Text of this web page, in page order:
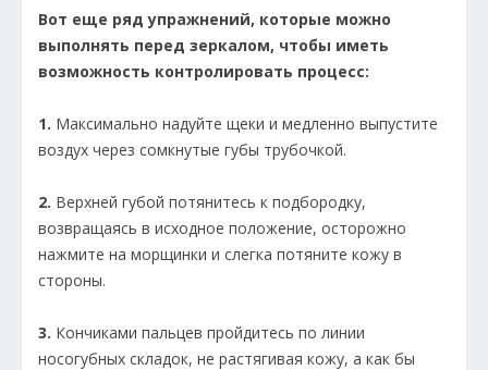
Вот еще ряд упражнений, которые можно
выполнять перед зеркалом, чтобы иметь
возможность контролировать процесс:
1. Максимально надуйте щеки и медленно выпустите
воздух через сомкнутые губы трубочкой.
2. Верхней губой потянитесь к подбородку,
возвращаясь в исходное положение, осторожно
нажмите на морщинки и слегка потяните кожу в
стороны.
3. Кончиками пальцев пройдитесь по линии
носогубных складок, не растягивая кожу, а как бы